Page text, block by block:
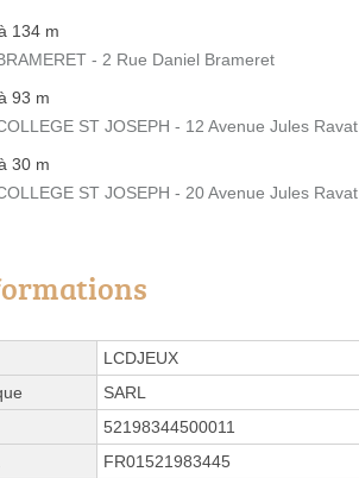
134 m
- 2 Rue Daniel Brameret
93 m
ST JOSEPH - 12 Avenue Jules Ravat
30 m
ST JOSEPH - 20 Avenue Jules Ravat
LCDJEUX
SARL
52198344500011
FR01521983445